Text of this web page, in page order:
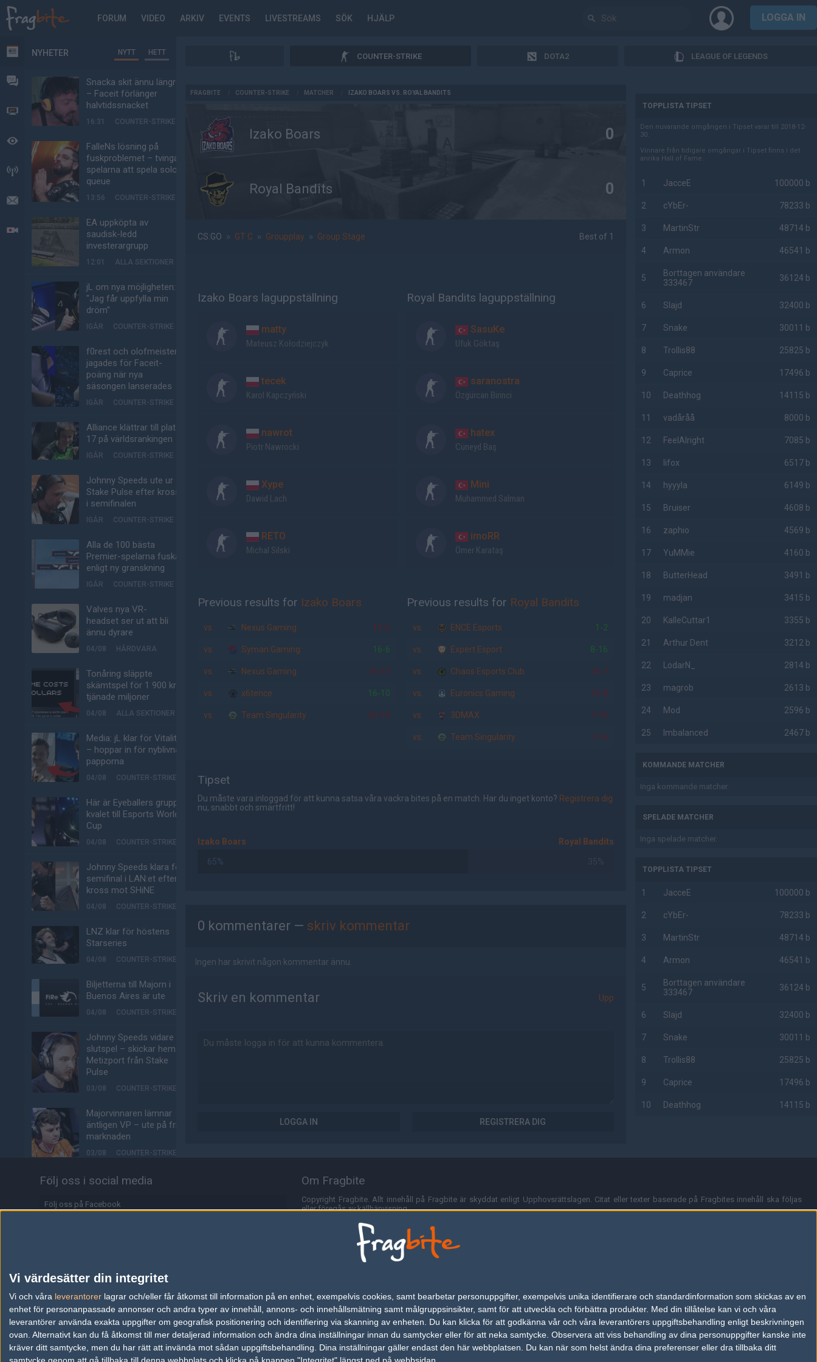
Vi värdesätter din integritet
Vi och våra leverantorer lagrar och/eller får åtkomst till information på en enhet, exempelvis cookies, samt bearbetar personuppgifter, exempelvis unika identifierare och standardinformation som skickas av en
enhet för personanpassade annonser och andra typer av innehåll, annons- och innehållsmätning samt målgruppsinsikter, samt för att utveckla och förbättra produkter. Med din tillåtelse kan vi och våra
leverantörer använda exakta uppgifter om geografisk positionering och identifiering via skanning av enheten. Du kan klicka för att godkänna vår och våra leverantörers uppgiftsbehandling enligt beskrivningen
ovan. Alternativt kan du få åtkomst till mer detaljerad information och ändra dina inställningar innan du samtycker eller för att neka samtycke. Observera att viss behandling av dina personuppgifter kanske inte
kräver ditt samtycke, men du har rätt att invända mot sådan uppgiftsbehandling. Dina inställningar gäller endast den här webbplatsen. Du kan när som helst ändra dina preferenser eller dra tillbaka ditt
FORUM VIDEO ARKIV EVENTS LIVESTREAMS SÖK HJÄLP LOGGA IN
NYHETER
FORUM
VIDEO
BEVAKAT
HÄNDELSER
MEDDELANDEN
LIVESÄNDNINGAR
NYHETER NYTT HETT
Snacka skit ännu längre
– Faceit förlänger
halvtidssnacket
16:31 COUNTER-STRIKE
FalleNs lösning på
fuskproblemet – tvinga
spelarna att spela solo-
queue
13:56 COUNTER-STRIKE
EA uppköpta av
saudisk-ledd
investerargrupp
12:01 ALLA SEKTIONER
jL om nya möjligheten:
"Jag får uppfylla min
dröm"
IGÅR COUNTER-STRIKE
f0rest och olofmeister
jagades för Faceit-
poäng när nya
säsongen lanserades
IGÅR COUNTER-STRIKE
Alliance klättrar till plats
17 på världsrankingen
IGÅR COUNTER-STRIKE
Johnny Speeds ute ur
Stake Pulse efter kross
i semifinalen
IGÅR COUNTER-STRIKE
Alla de 100 bästa
Premier-spelarna fuskar
enligt ny granskning
IGÅR COUNTER-STRIKE
Valves nya VR-
headset ser ut att bli
ännu dyrare
04/08 HÅRDVARA
Tonåring släppte
skämtspel för 1 900 kr –
tjänade miljoner
04/08 ALLA SEKTIONER
Media: jL klar för Vitality
– hoppar in för nyblivna
papporna
04/08 COUNTER-STRIKE
Här är Eyeballers grupp i
kvalet till Esports World
Cup
04/08 COUNTER-STRIKE
Johnny Speeds klara för
semifinal i LAN:et efter
kross mot SHiNE
04/08 COUNTER-STRIKE
LNZ klar för höstens
Starseries
04/08 COUNTER-STRIKE
Biljetterna till Majorn i
Buenos Aires är ute
04/08 COUNTER-STRIKE
Johnny Speeds vidare till
slutspel – skickar hem
Metizport från Stake
Pulse
03/08 COUNTER-STRIKE
Majorvinnaren lämnar
äntligen VP – ute på fria
marknaden
03/08 COUNTER-STRIKE
Johnny Speeds slår ut
avgörande matchen
03/08 COUNTER-STRIKE
Svenskarnas dödsgrupp
– idag börjar Stake Pulse
för tre svensklag
03/08 COUNTER-STRIKE
COUNTER-STRIKE DOTA2 LEAGUE OF LEGENDS
FRAGBITE COUNTER-STRIKE MATCHER IZAKO BOARS VS. ROYAL BANDITS
Izako Boars 0
Royal Bandits 0
CS:GO » GT C » Groupplay » Group Stage Best of 1
Izako Boars laguppställning
matty
Mateusz Kołodziejczyk
tecek
Karol Kapczyński
nawrot
Piotr Nawrocki
Xype
Dawid Lach
RETO
Michal Silski
Royal Bandits laguppställning
SasuKe
Ufuk Göktaş
saranostra
Özgürcan Birinci
hatex
Cüneyd Baş
Mini
Muhammed Salman
imoRR
Ömer Karataş
Previous results for Izako Boars
vs. Nexus Gaming 16-6
vs. Syman Gaming 16-6
vs. Nexus Gaming 16-13
vs. x6tence 16-10
vs. Team Singularity 22-19
Previous results for Royal Bandits
vs. ENCE Esports 1-2
vs. Expert Esport 8-16
vs. Chaos Esports Club 16-7
vs. Euronics Gaming 16-8
vs. 3DMAX 7-16
vs. Team Singularity 7-16
Tipset
Du måste vara inloggad för att kunna satsa våra vackra bites på en match. Har du inget konto? Registrera dig
nu, snabbt och smärtfritt!
Izako Boars Royal Bandits
65% 35%
0 kommentarer — skriv kommentar
Ingen har skrivit någon kommentar ännu.
Skriv en kommentar Upp
LOGGA IN REGISTRERA DIG
TOPPLISTA TIPSET
Den nuvarande omgången i Tipset varar till 2018-12-
30.
Vinnare från tidigare omgångar i Tipset finns i det
anrika Hall of Fame.
1 JacceE 100000 b
2 cYbEr- 78233 b
3 MartinStr 48714 b
4 Armon 46541 b
5
Borttagen användare
333467
36124 b
6 Slajd 32400 b
7 Snake 30011 b
8 Trollis88 25825 b
9 Caprice 17496 b
10 Deathhog 14115 b
11 vadåråå 8000 b
12 FeelAlright 7085 b
13 lifox 6517 b
14 hyyyla 6149 b
15 Bruiser 4608 b
16 zaphio 4569 b
17 YuMMie 4160 b
18 ButterHead 3491 b
19 madjan 3415 b
20 KalleCuttar1 3355 b
21 Arthur Dent 3212 b
22 LodarN_ 2814 b
23 magrob 2613 b
24 Mod 2596 b
25 Imbalanced 2467 b
KOMMANDE MATCHER
Inga kommande matcher.
SPELADE MATCHER
Inga spelade matcher.
TOPPLISTA TIPSET
1 JacceE 100000 b
2 cYbEr- 78233 b
3 MartinStr 48714 b
4 Armon 46541 b
5
Borttagen användare
333467
36124 b
6 Slajd 32400 b
7 Snake 30011 b
8 Trollis88 25825 b
9 Caprice 17496 b
10 Deathhog 14115 b
Följ oss i social media
Följ oss på Facebook
Information
Annonsering
Copyright och Privacy Policy
Om Fragbite
Copyright Fragbite. Allt innehåll på Fragbite är skyddat enligt Upphovsrättslagen. Citat eller texter baserade på Fragbites innehåll ska följas
eller föregås av källhänvisning.
Alla åsikter uttryckta på Fragbite representerar varje enskild skribent och överensstämmer inte nödvändigtvis med Fragbites åsikter.
Programmering och design av Fredric Bohlin. För frågor rörande sajten kan du skicka iväg ett email till
Fragbite använder cookies för att spara användarspecifik information så som t.ex. användarnamn. Cookies sparas även när man deltar i
omröstningar och för att föra statistik. För att slippa cookies kan du stänga av cookies i din webbläsares inställningar eller välja att inte
besöka Fragbite. Den här textraden finns här på grund av lagen om elektronisk kommunikation som trädde i kraft 25 juli 2003.
Annonsering